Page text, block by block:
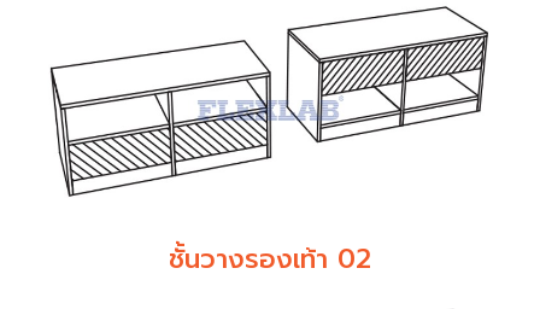
ชั้นวางรองเท้า 02